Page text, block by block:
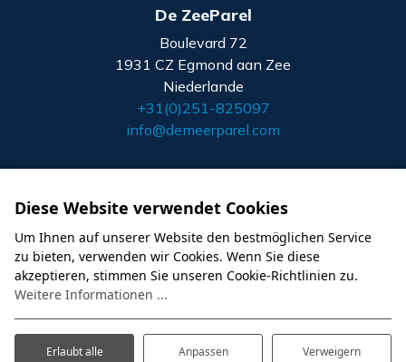
De ZeeParel
Boulevard 72
1931 CZ Egmond aan Zee
Niederlande
+31(0)251-825097
info@demeerparel.com
Allgemeine Geschaftsbedingungen
Diese Website verwendet Cookies
Um Ihnen auf unserer Website den bestmöglichen Service
zu bieten, verwenden wir Cookies. Wenn Sie diese
akzeptieren, stimmen Sie unseren Cookie-Richtlinien zu.
Weitere Informationen ...
Erlaubt alle Anpassen Verweigern